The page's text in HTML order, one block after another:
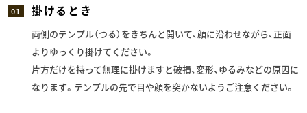
01 掛けるとき
両側のテンプル（つる）をきちんと開いて、顔に沿わせながら、正面
よりゆっくり掛けてください。
片方だけを持って無理に掛けますと破損、変形、ゆるみなどの原因に
なります。テンプルの先で目や顔を突かないようご注意ください。